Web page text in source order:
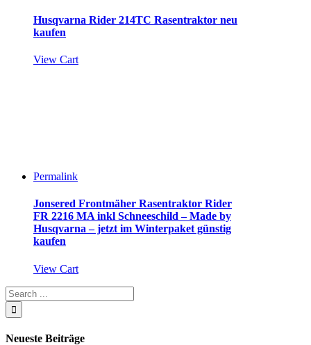
Husqvarna Rider 214TC Rasentraktor neu
kaufen
View Cart
Permalink
Jonsered Frontmäher Rasentraktor Rider
FR 2216 MA inkl Schneeschild – Made by
Husqvarna – jetzt im Winterpaket günstig
kaufen
View Cart
Neueste Beiträge